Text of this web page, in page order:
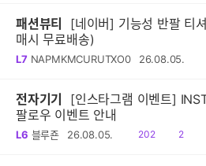
패션뷰티
[네이버] 기능성 반팔 티
매시 무료배송)
L7 NAPMKMCURUTXO0 26.08.05.
전자기기
[인스타그램 이벤트]
팔로우 이벤트 안내
L6 블루죤 26.08.05.
읽
202
공
2